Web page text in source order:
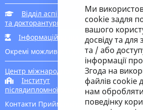
Відділ аспірантури
та докторантури
Інформаційна підтримка вступника
Окремі можливості для вступу
Центр міжнародної освіти
Інститут
післядипломної освіти
Контакти Приймальної комісії
Ми
cookie задля
вашого
досвіду та для
та / або
інформації
Згода на
файлів cookie
нам
поведінку